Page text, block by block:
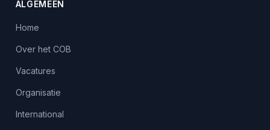
ALGEMEEN
Home
Over het COB
Vacatures
Organisatie
International